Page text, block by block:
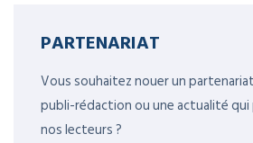
PARTENARIAT
Vous souhaitez nouer un
publi-rédaction ou une actualité
nos lecteurs ?